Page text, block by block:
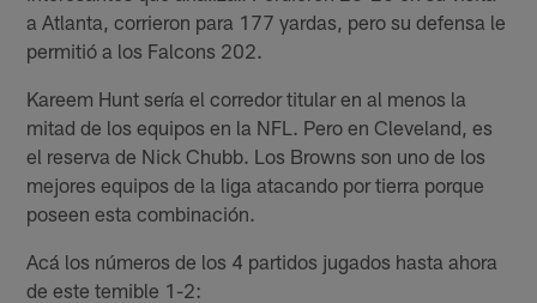
a Atlanta, corrieron para 177 yardas, pero su defensa le
permitió a los Falcons 202.
Kareem Hunt sería el corredor titular en al menos la
mitad de los equipos en la NFL. Pero en Cleveland, es
el reserva de Nick Chubb. Los Browns son uno de los
mejores equipos de la liga atacando por tierra porque
poseen esta combinación.
Acá los números de los 4 partidos jugados hasta ahora
de este temible 1-2: